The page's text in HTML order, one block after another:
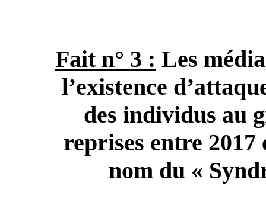
Fait n° 3 : Les
l’existence
des individus au
reprises entre 2017
nom du «